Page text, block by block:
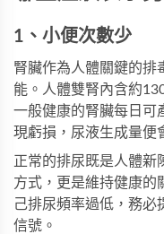
1、小便次數少
腎臟作為人體關鍵的排
能。人體雙腎內含約
一般健康的腎臟每日可
現虧損，尿液生成量便
正常的排尿既是人體
方式，更是維持健康的
己排尿頻率過低，務必
信號。